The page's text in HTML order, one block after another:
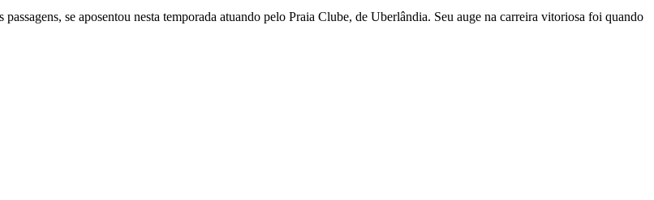
se aposentou nesta temporada atuando pelo Praia Clube, de Uberlândia. Seu auge na carreira vitoriosa foi quando